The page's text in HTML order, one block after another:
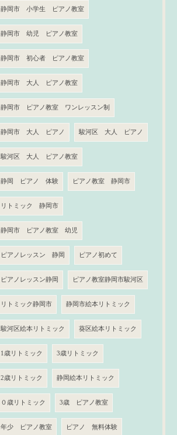
静岡市 小学生 ピアノ教室
静岡市 幼児 ピアノ教室
静岡市 初心者 ピアノ教室
静岡市 大人 ピアノ教室
静岡市 ピアノ教室 ワンレッスン制
静岡市 大人 ピアノ 駿河区 大人 ピアノ
駿河区 大人 ピアノ教室
静岡 ピアノ 体験 ピアノ教室 静岡市
リトミック 静岡市
静岡市 ピアノ教室 幼児
ピアノレッスン 静岡 ピアノ初めて
ピアノレッスン静岡 ピアノ教室静岡市駿河区
リトミック静岡市 静岡市絵本リトミック
駿河区絵本リトミック 葵区絵本リトミック
1歳リトミック 3歳リトミック
2歳リトミック 静岡絵本リトミック
０歳リトミック 3歳 ピアノ教室
年少 ピアノ教室 ピアノ 無料体験